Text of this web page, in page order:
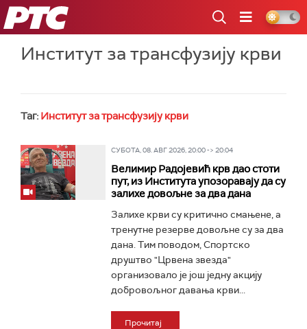
РТС
Институт за трансфузију крви
Таг: Институт за трансфузију крви
СУБОТА, 08. АВГ 2026, 20:00 -> 20:04
Велимир Радојевић крв дао стоти
пут, из Института упозоравају да су
залихе довољне за два дана
Залихе крви су критично смањене, а
тренутне резерве довољне су за два
дана. Тим поводом, Спортско
друштво "Црвена звезда"
организовало је још једну акцију
добровољног давања крви...
Прочитај